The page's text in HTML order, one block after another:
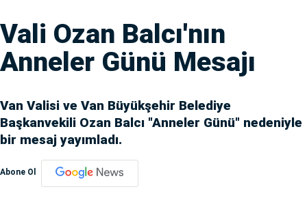
Vali Ozan Balcı'nın
Anneler Günü Mesajı
Van Valisi ve Van Büyükşehir Belediye
Başkanvekili Ozan Balcı "Anneler Günü" nedeniyle
bir mesaj yayımladı.
Abone Ol